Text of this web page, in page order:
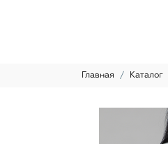
Главная Каталог